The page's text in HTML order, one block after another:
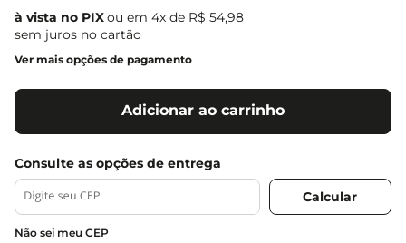
ou em 4x de R$ 54,98
sem juros no cartão
Ver mais opções de pagamento
Adicionar ao carrinho
Não sei meu CEP